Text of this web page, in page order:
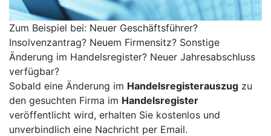
Zum Beispiel bei: Neuer Geschäftsführer?
Insolvenzantrag? Neuem Firmensitz? Sonstige
Änderung im Handelsregister? Neuer Jahresabschluss
verfügbar?
Sobald eine Änderung im Handelsregisterauszug zu
den gesuchten Firma im Handelsregister
veröffentlicht wird, erhalten Sie kostenlos und
unverbindlich eine Nachricht per Email.